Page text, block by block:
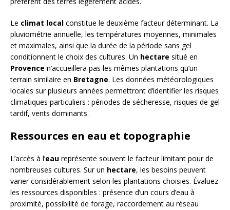
Le climat local constitue le deuxième facteur déterminant. La
pluviométrie annuelle, les températures moyennes, minimales
et maximales, ainsi que la durée de la période sans gel
conditionnent le choix des cultures. Un hectare situé en
Provence n’accueillera pas les mêmes plantations qu’un
terrain similaire en Bretagne. Les données météorologiques
locales sur plusieurs années permettront d’identifier les risques
climatiques particuliers : périodes de sécheresse, risques de gel
tardif, vents dominants.
Ressources en eau et topographie
L’accès à l’eau représente souvent le facteur limitant pour de
nombreuses cultures. Sur un hectare, les besoins peuvent
varier considérablement selon les plantations choisies. Évaluez
les ressources disponibles : présence d’un cours d’eau à
proximité, possibilité de forage, raccordement au réseau